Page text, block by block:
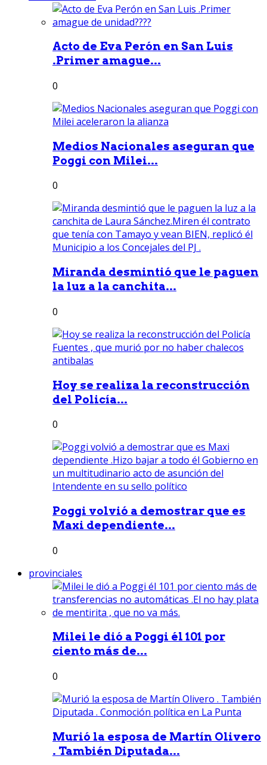
Acto de Eva Perón en San Luis
.Primer amague...
0
Medios Nacionales aseguran que
Poggi con Milei...
0
Miranda desmintió que le paguen
la luz a la canchita...
0
Hoy se realiza la reconstrucción
del Policía...
0
Poggi volvió a demostrar que es
Maxi dependiente...
0
provinciales
Milei le dió a Poggi él 101 por
ciento más de...
0
Murió la esposa de Martín Olivero
. También Diputada...